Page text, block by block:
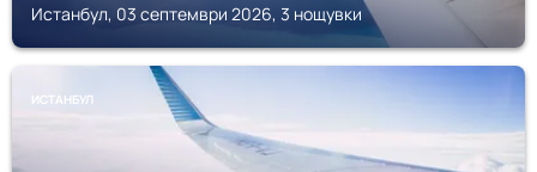
Истанбул, 03 септември 2026, 3 нощувки
ИСТАНБУЛ